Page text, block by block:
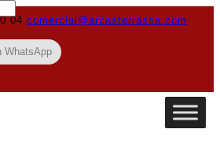
04 comercial@arcasterrassa.com
WhatsApp